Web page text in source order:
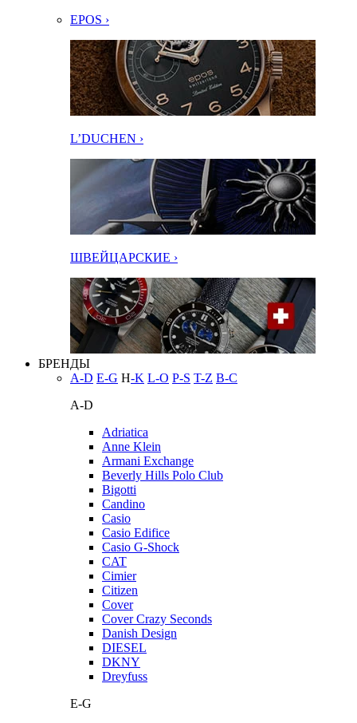
EPOS ›
L’DUCHEN ›
ШВЕЙЦАРСКИЕ ›
БРЕНДЫ
A-D E-G H-K L-O P-S T-Z В-С
A-D
Adriatica
Anne Klein
Armani Exchange
Beverly Hills Polo Club
Bigotti
Candino
Casio
Casio Edifice
Casio G-Shock
CAT
Cimier
Citizen
Cover
Cover Crazy Seconds
Danish Design
DIESEL
DKNY
Dreyfuss
E-G